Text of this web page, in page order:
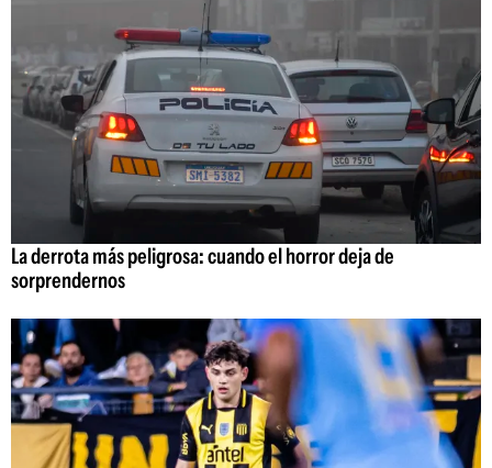
La derrota más peligrosa: cuando el horror deja de
sorprendernos